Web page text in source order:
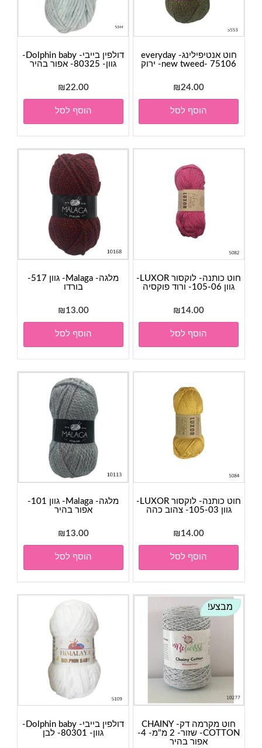
דולפין בייבי- Dolphin baby-
גוון- 80325- אפור בהיר
₪22.00
הוסף לסל
חוט אנטיפילינג- everyday
new tweed- 75106- ירוק
₪24.00
הוסף לסל
מלגה- Malaga- גוון 517-
בורדו
₪13.00
הוסף לסל
חוט כותנה- לוקסור LUXOR-
גוון 105-06- ורוד פוקסיה
₪14.00
הוסף לסל
מלגה- Malaga- גוון 101-
אפור בהיר
₪13.00
הוסף לסל
חוט כותנה- לוקסור LUXOR-
גוון 105-03- צהוב כהה
₪14.00
הוסף לסל
דולפין בייבי- Dolphin baby-
גוון- 80301- לבן
מבצע!
חוט מקרמה דק- CHAINY
COTTON- שזור- 2 מ"מ- 4-
אפור בהיר